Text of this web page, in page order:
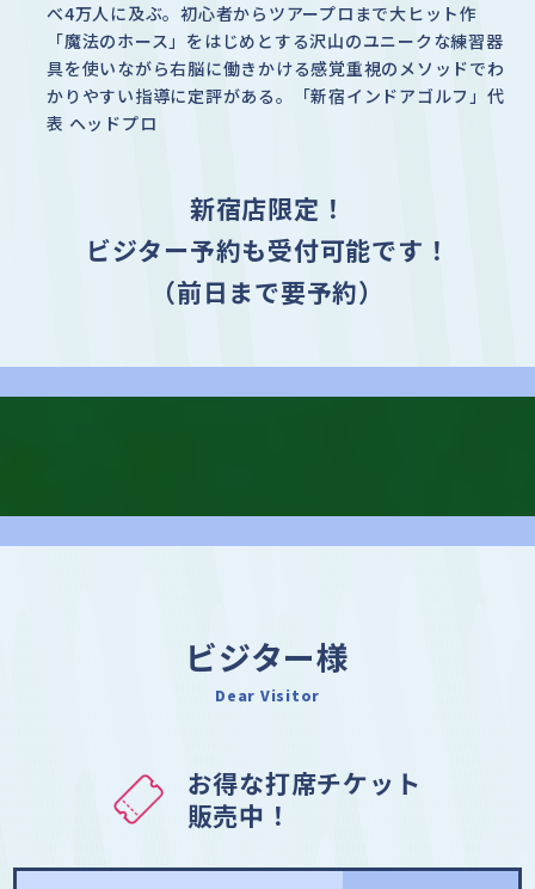
べ4万人に及ぶ。初心者からツアープロまで大ヒット作
「魔法のホース」をはじめとする沢山のユニークな練習器
具を使いながら右脳に働きかける感覚重視のメソッドでわ
かりやすい指導に定評がある。「新宿インドアゴルフ」代
表 ヘッドプロ
新宿店限定！
ビジター予約も受付可能です！
（前日まで要予約）
ビジター様
Dear Visitor
お得な打席チケット
販売中！